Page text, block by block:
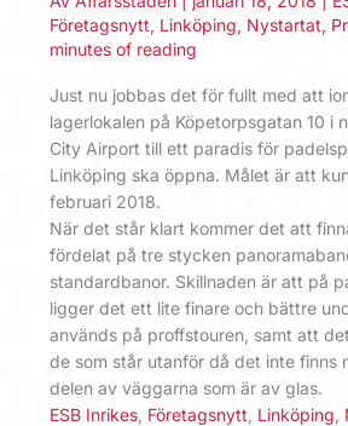
Företagsnytt, Linköping, Nystartat,
minutes of reading
Just nu jobbas det för fullt med att
lagerlokalen på Köpetorpsgatan 10 i
City Airport till ett paradis för
Linköping ska öppna. Målet är att
februari 2018.
När det står klart kommer det att
fördelat på tre stycken
standardbanor. Skillnaden är att på
ligger det ett lite finare och bättre
används på proffstouren, samt att
de som står utanför då det inte finns
delen av väggarna som är av glas.
ESB Inrikes Företagsnytt Linköping